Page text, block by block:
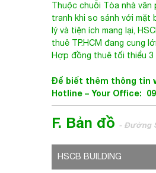
Thuộc chuỗi Tòa nhà văn
tranh khi so sánh với mặt
lý và tiện ích mang lại,
thuê TP.HCM đang cung
Hợp đồng thuê tối thiểu
Để biết thêm thông tin
Hotline – Your Office:
F. Bản đồ - Đường
HSCB BUILDING